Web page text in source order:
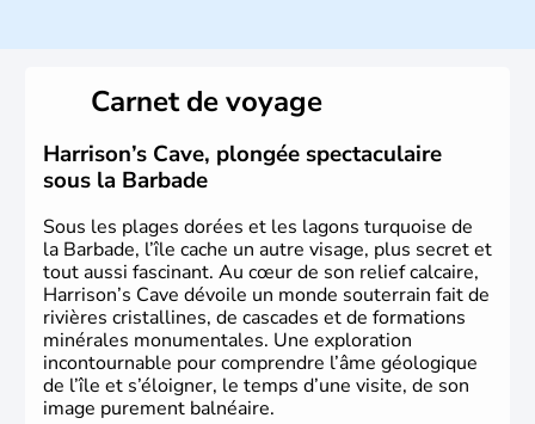
domination britannique. Son nom vient de l'explorateur
portugais Pedro A. Campos qui nomma l'île en 1536 "Os
Barbudos" ("les barbus" à cause des longues racines
aériennes des ficus qu'il voyait sur l'île et lui faisait
penser à des barbes.
Carnet de voyage
Harrison’s Cave, plongée spectaculaire
sous la Barbade
Sous les plages dorées et les lagons turquoise de
la Barbade, l’île cache un autre visage, plus secret et
tout aussi fascinant. Au cœur de son relief calcaire,
Harrison’s Cave dévoile un monde souterrain fait de
rivières cristallines, de cascades et de formations
minérales monumentales. Une exploration
incontournable pour comprendre l’âme géologique
de l’île et s’éloigner, le temps d’une visite, de son
image purement balnéaire.